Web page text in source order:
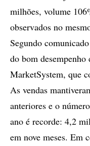
milhões, volume
observados no
Segundo
do bom desempenho
MarketSystem, que
As vendas
anteriores e o
ano é recorde: 4,2
em nove meses. Em